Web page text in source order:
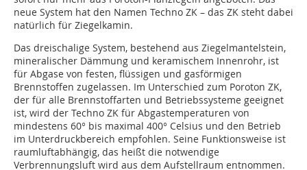
neue System hat den Namen Techno ZK – das ZK steht dabei
natürlich für Ziegelkamin.
Das dreischalige System, bestehend aus Ziegelmantelstein,
mineralischer Dämmung und keramischem Innenrohr, ist
für Abgase von festen, flüssigen und gasförmigen
Brennstoffen zugelassen. Im Unterschied zum Poroton ZK,
der für alle Brennstoffarten und Betriebssysteme geeignet
ist, wird der Techno ZK für Abgastemperaturen von
mindestens 60° bis maximal 400° Celsius und den Betrieb
im Unterdruckbereich empfohlen. Seine Funktionsweise ist
raumluftabhängig, das heißt die notwendige
Verbrennungsluft wird aus dem Aufstellraum entnommen.